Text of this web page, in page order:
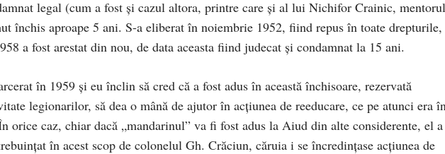
legal (cum a fost şi cazul altora, printre care şi al lui Nichifor Crainic, mentorul
închis aproape 5 ani. S-a eliberat în noiembrie 1952, fiind repus în toate drepturile,
a fost arestat din nou, de data aceasta fiind judecat şi condamnat la 15 ani.
în 1959 şi eu înclin să cred că a fost adus în această închisoare, rezervată
legionarilor, să dea o mână de ajutor în acţiunea de reeducare, ce pe atunci era în
orice caz, chiar dacă „mandarinul” va fi fost adus la Aiud din alte considerente, el a
în acest scop de colonelul Gh. Crăciun, căruia i se încredinţase acţiunea de